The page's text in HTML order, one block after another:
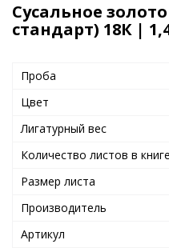
Сусальное
стандарт) 18К |
Проба
Цвет
Лигатурный вес
Количество листов в книге
Размер листа
Производитель
Артикул